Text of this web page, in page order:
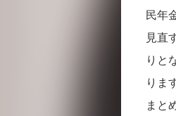
民年
見直
りと
りま
まと